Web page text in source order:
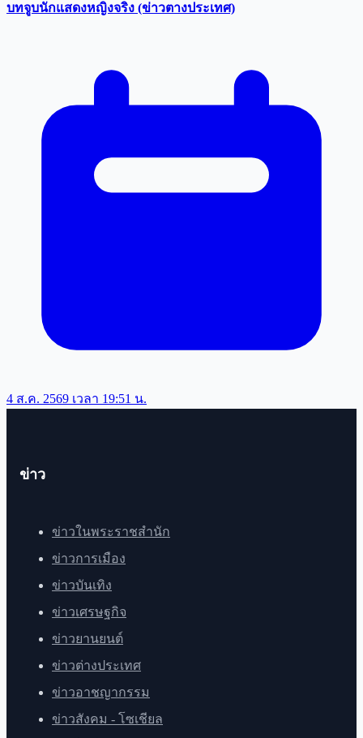
บทจูบนักแสดงหญิงจริง (ข่าวตางประเทศ)
4 ส.ค. 2569 เวลา 19:51 น.
ข่าว
ข่าวในพระราชสำนัก
ข่าวการเมือง
ข่าวบันเทิง
ข่าวเศรษฐกิจ
ข่าวยานยนต์
ข่าวต่างประเทศ
ข่าวอาชญากรรม
ข่าวสังคม - โซเชียล